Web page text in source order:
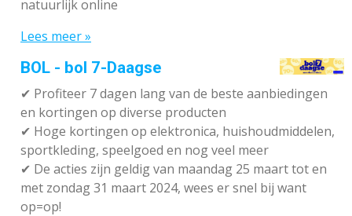
natuurlijk online
Lees meer »
BOL - bol 7-Daagse
✔ Profiteer 7 dagen lang van de beste aanbiedingen
en kortingen op diverse producten
✔ Hoge kortingen op elektronica, huishoudmiddelen,
sportkleding, speelgoed en nog veel meer
✔ De acties zijn geldig van maandag 25 maart tot en
met zondag 31 maart 2024, wees er snel bij want
op=op!